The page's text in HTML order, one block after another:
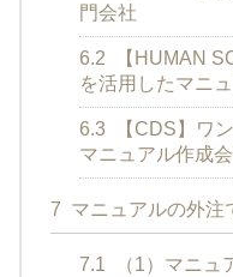
門会社
6.2
【HUMAN
を活用したマニ
6.3
【CDS】ワ
マニュアル作成
7 マニュアルの外注
7.1
（1）マニュ